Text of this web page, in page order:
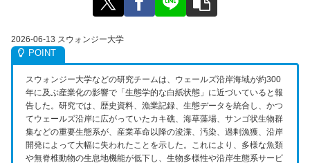
2026-06-13 スウォンジー大学
スウォンジー大学などの研究チームは、ウェールズ沿岸海域が約300
年に及ぶ産業化の影響で「生態学的な白紙状態」に近づいていると報
告した。研究では、歴史資料、漁業記録、生態データを統合し、かつ
てウェールズ沿岸に広がっていたカキ礁、海草藻場、サンゴ状生物群
集などの重要生態系が、産業革命以降の浚渫、汚染、過剰漁獲、沿岸
開発によって大幅に失われたことを示した。これにより、多様な魚類
や無脊椎動物の生息地機能が低下し、生物多様性や沿岸生態系サービ